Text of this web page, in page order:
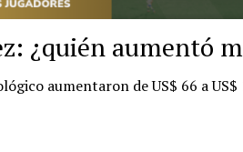
¿quién aumentó
aumentaron de US$ 66 a US$